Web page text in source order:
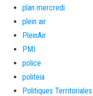
plan mercredi
plein air
PleinAir
PMI
police
politeia
Politiques Territoriales